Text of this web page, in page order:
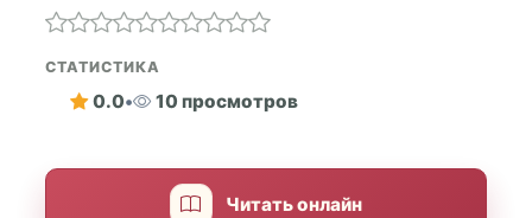
СТАТИСТИКА
0.0• 10 просмотров
Читать онлайн